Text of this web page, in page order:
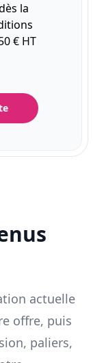
la
€ HT
actuelle
offre, puis
paliers,